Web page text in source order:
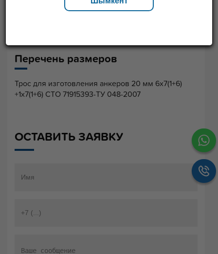
Перечень размеров
Трос для изготовления анкеров 20 мм 6х7(1+6)
+1х7(1+6) СТО 71915393-ТУ 048-2007
ОСТАВИТЬ ЗАЯВКУ